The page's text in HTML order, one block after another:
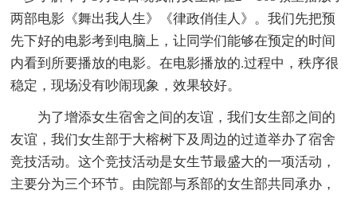
两部电影《舞出我人生》《律政俏佳人》。我们先把预
先下好的电影考到电脑上，让同学们能够在预定的时间
内看到所要播放的电影。在电影播放的.过程中，秩序很
稳定，现场没有吵闹现象，效果较好。
为了增添女生宿舍之间的友谊，我们女生部之间的
友谊，我们女生部于大榕树下及周边的过道举办了宿舍
竞技活动。这个竞技活动是女生节最盛大的一项活动，
主要分为三个环节。由院部与系部的女生部共同承办，